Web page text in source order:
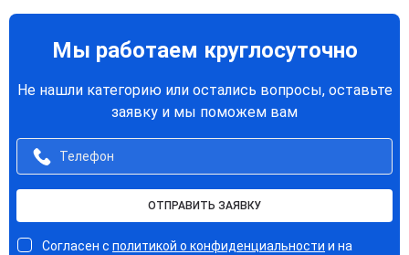
Мы работаем круглосуточно
Не нашли категорию или остались вопросы, оставьте
заявку и мы поможем вам
ОТПРАВИТЬ ЗАЯВКУ
Согласен с политикой о конфиденциальности и на